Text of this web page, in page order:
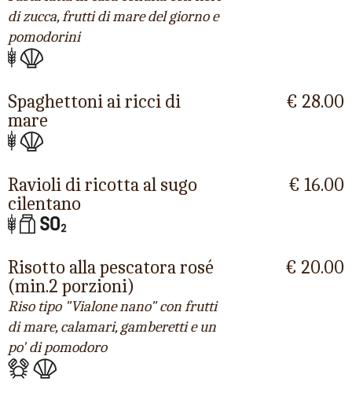
di zucca, frutti di mare del giorno e
pomodorini
Spaghettoni ai ricci di
mare
€ 28.00
Ravioli di ricotta al sugo
cilentano
€ 16.00
Risotto alla pescatora rosé
(min.2 porzioni)
Riso tipo "Vialone nano" con frutti
di mare, calamari, gamberetti e un
po' di pomodoro
€ 20.00